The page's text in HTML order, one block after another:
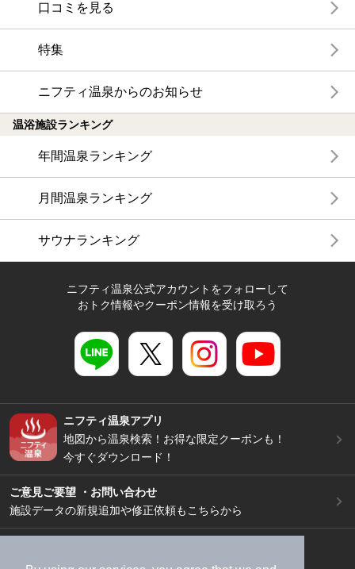
口コミを見る
特集
ニフティ温泉からのお知らせ
温浴施設ランキング
年間温泉ランキング
月間温泉ランキング
サウナランキング
ニフティ温泉公式アカウントをフォローして
おトク情報やクーポン情報を受け取ろう
ニフティ温泉アプリ
地図から温泉検索！お得な限定クーポンも！
今すぐダウンロード！
ご意見ご要望 ・お問い合わせ
施設データの新規追加や修正依頼もこちらから